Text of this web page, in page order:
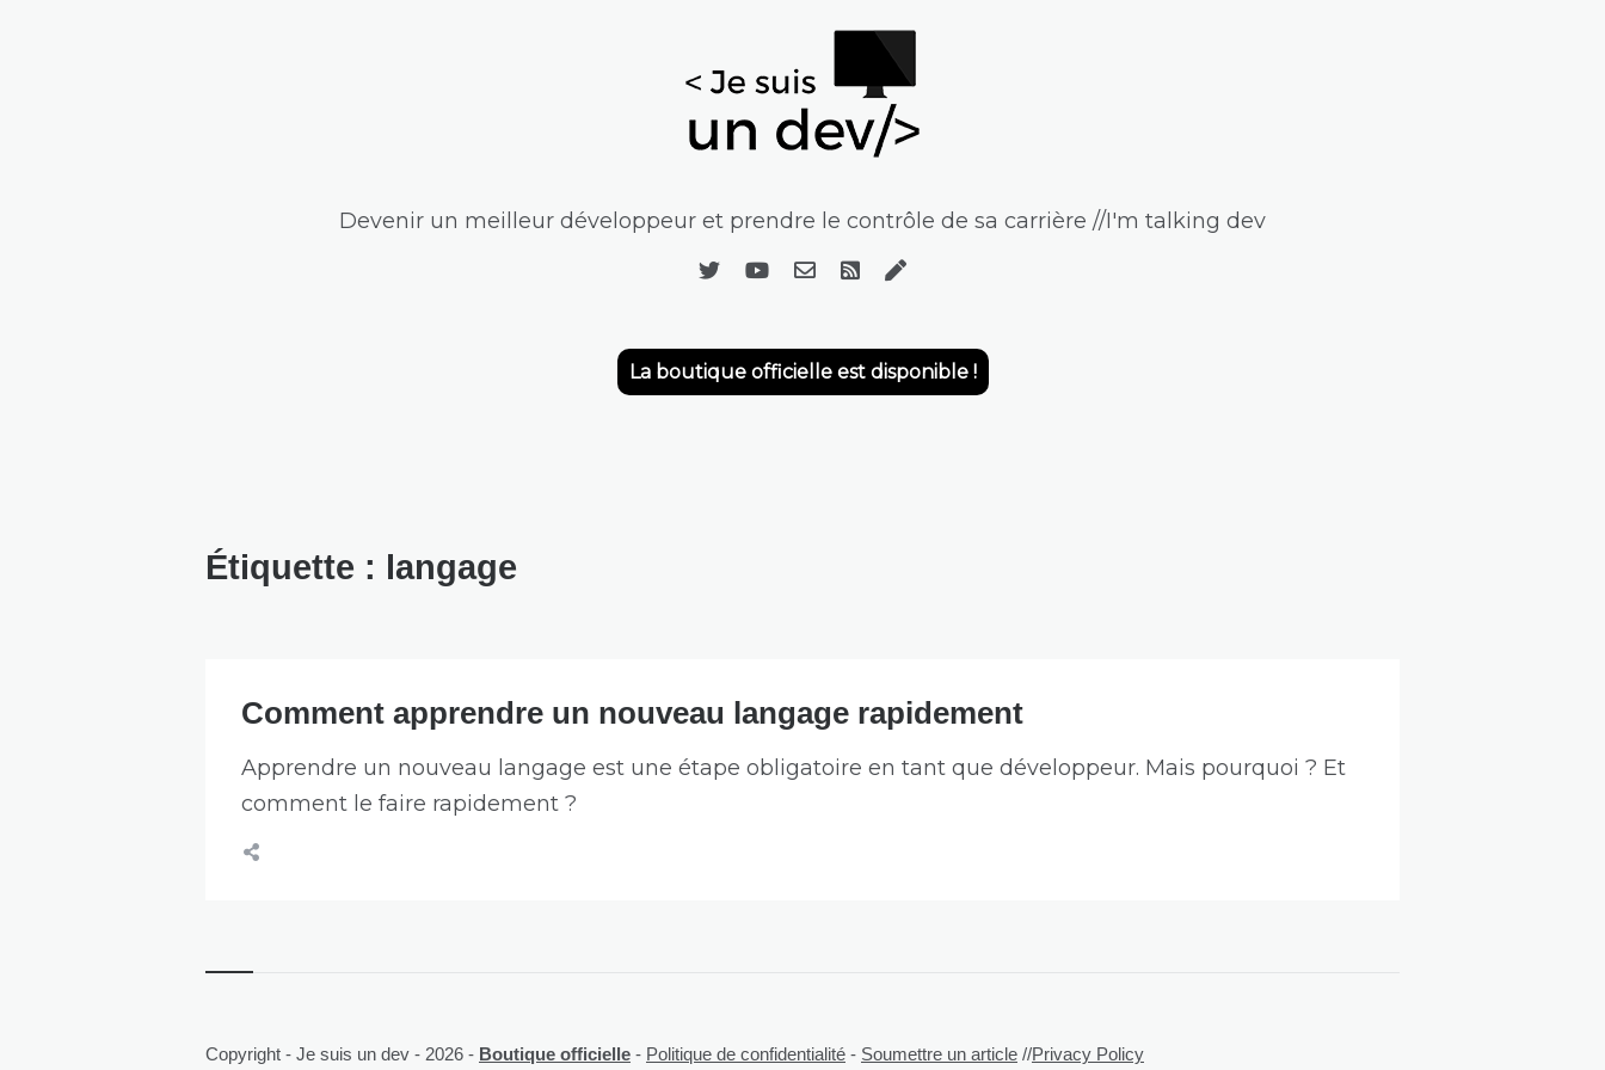
Devenir un meilleur développeur et prendre le contrôle de sa carrière //I'm talking dev
La boutique officielle est disponible !
Étiquette : langage
Comment apprendre un nouveau langage rapidement
Apprendre un nouveau langage est une étape obligatoire en tant que développeur. Mais pourquoi ? Et
comment le faire rapidement ?
Copyright - Je suis un dev - 2026 - Boutique officielle - Politique de confidentialité - Soumettre un article //Privacy Policy